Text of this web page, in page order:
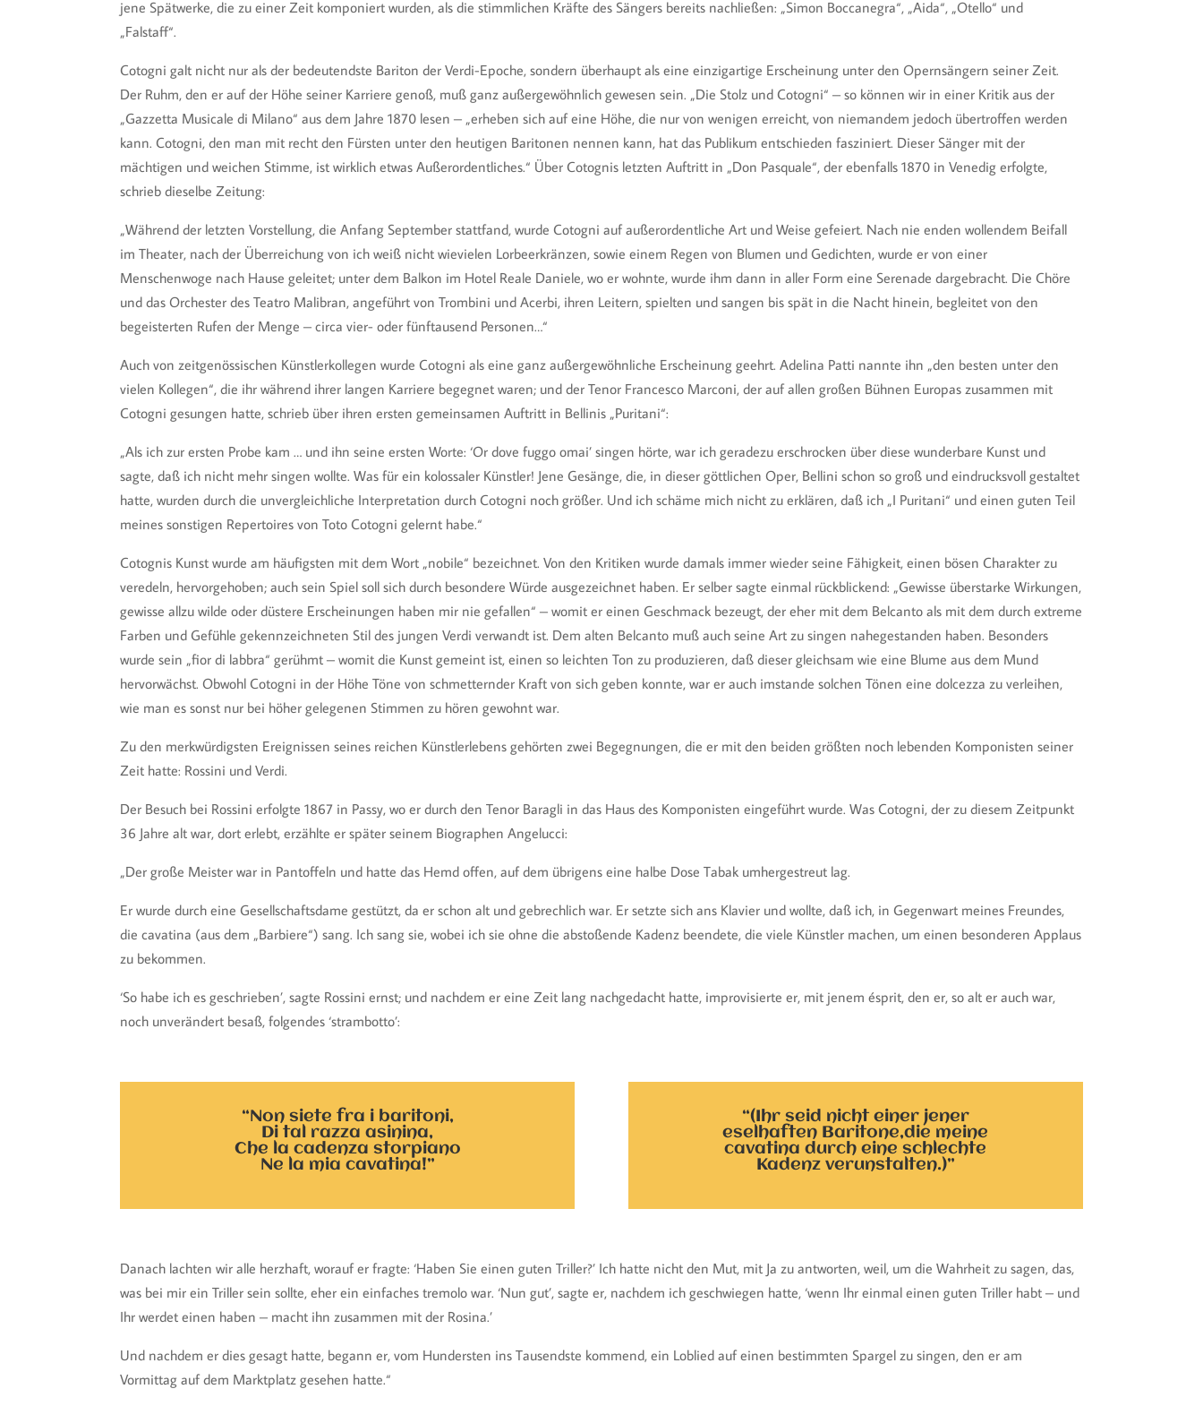
jene Spätwerke, die zu einer Zeit komponiert wurden, als die stimmlichen Kräfte des Sängers bereits nachließen: „Simon Boccanegra“, „Aida“, „Otello“ und
„Falstaff“.
Cotogni galt nicht nur als der bedeutendste Bariton der Verdi-Epoche, sondern überhaupt als eine einzigartige Erscheinung unter den Opernsängern seiner Zeit.
Der Ruhm, den er auf der Höhe seiner Karriere genoß, muß ganz außergewöhnlich gewesen sein. „Die Stolz und Cotogni“ – so können wir in einer Kritik aus der
„Gazzetta Musicale di Milano“ aus dem Jahre 1870 lesen – „erheben sich auf eine Höhe, die nur von wenigen erreicht, von niemandem jedoch übertroffen werden
kann. Cotogni, den man mit recht den Fürsten unter den heutigen Baritonen nennen kann, hat das Publikum entschieden fasziniert. Dieser Sänger mit der
mächtigen und weichen Stimme, ist wirklich etwas Außerordentliches.“ Über Cotognis letzten Auftritt in „Don Pasquale“, der ebenfalls 1870 in Venedig erfolgte,
schrieb dieselbe Zeitung:
„Während der letzten Vorstellung, die Anfang September stattfand, wurde Cotogni auf außerordentliche Art und Weise gefeiert. Nach nie enden wollendem Beifall
im Theater, nach der Überreichung von ich weiß nicht wievielen Lorbeerkränzen, sowie einem Regen von Blumen und Gedichten, wurde er von einer
Menschenwoge nach Hause geleitet; unter dem Balkon im Hotel Reale Daniele, wo er wohnte, wurde ihm dann in aller Form eine Serenade dargebracht. Die Chöre
und das Orchester des Teatro Malibran, angeführt von Trombini und Acerbi, ihren Leitern, spielten und sangen bis spät in die Nacht hinein, begleitet von den
begeisterten Rufen der Menge – circa vier- oder fünftausend Personen…“
Auch von zeitgenössischen Künstlerkollegen wurde Cotogni als eine ganz außergewöhnliche Erscheinung geehrt. Adelina Patti nannte ihn „den besten unter den
vielen Kollegen“, die ihr während ihrer langen Karriere begegnet waren; und der Tenor Francesco Marconi, der auf allen großen Bühnen Europas zusammen mit
Cotogni gesungen hatte, schrieb über ihren ersten gemeinsamen Auftritt in Bellinis „Puritani“:
„Als ich zur ersten Probe kam … und ihn seine ersten Worte: ‘Or dove fuggo omai’ singen hörte, war ich geradezu erschrocken über diese wunderbare Kunst und
sagte, daß ich nicht mehr singen wollte. Was für ein kolossaler Künstler! Jene Gesänge, die, in dieser göttlichen Oper, Bellini schon so groß und eindrucksvoll gestaltet
hatte, wurden durch die unvergleichliche Interpretation durch Cotogni noch größer. Und ich schäme mich nicht zu erklären, daß ich „I Puritani“ und einen guten Teil
meines sonstigen Repertoires von Toto Cotogni gelernt habe.“
Cotognis Kunst wurde am häufigsten mit dem Wort „nobile“ bezeichnet. Von den Kritiken wurde damals immer wieder seine Fähigkeit, einen bösen Charakter zu
veredeln, hervorgehoben; auch sein Spiel soll sich durch besondere Würde ausgezeichnet haben. Er selber sagte einmal rückblickend: „Gewisse überstarke Wirkungen,
gewisse allzu wilde oder düstere Erscheinungen haben mir nie gefallen“ – womit er einen Geschmack bezeugt, der eher mit dem Belcanto als mit dem durch extreme
Farben und Gefühle gekennzeichneten Stil des jungen Verdi verwandt ist. Dem alten Belcanto muß auch seine Art zu singen nahegestanden haben. Besonders
wurde sein „fior di labbra“ gerühmt – womit die Kunst gemeint ist, einen so leichten Ton zu produzieren, daß dieser gleichsam wie eine Blume aus dem Mund
hervorwächst. Obwohl Cotogni in der Höhe Töne von schmetternder Kraft von sich geben konnte, war er auch imstande solchen Tönen eine dolcezza zu verleihen,
wie man es sonst nur bei höher gelegenen Stimmen zu hören gewohnt war.
Zu den merkwürdigsten Ereignissen seines reichen Künstlerlebens gehörten zwei Begegnungen, die er mit den beiden größten noch lebenden Komponisten seiner
Zeit hatte: Rossini und Verdi.
Der Besuch bei Rossini erfolgte 1867 in Passy, wo er durch den Tenor Baragli in das Haus des Komponisten eingeführt wurde. Was Cotogni, der zu diesem Zeitpunkt
36 Jahre alt war, dort erlebt, erzählte er später seinem Biographen Angelucci:
„Der große Meister war in Pantoffeln und hatte das Hemd offen, auf dem übrigens eine halbe Dose Tabak umhergestreut lag.
Er wurde durch eine Gesellschaftsdame gestützt, da er schon alt und gebrechlich war. Er setzte sich ans Klavier und wollte, daß ich, in Gegenwart meines Freundes,
die cavatina (aus dem „Barbiere“) sang. Ich sang sie, wobei ich sie ohne die abstoßende Kadenz beendete, die viele Künstler machen, um einen besonderen Applaus
zu bekommen.
‘So habe ich es geschrieben’, sagte Rossini ernst; und nachdem er eine Zeit lang nachgedacht hatte, improvisierte er, mit jenem ésprit, den er, so alt er auch war,
noch unverändert besaß, folgendes ‘strambotto’:
“Non siete fra i baritoni,
Di tal razza asinina,
Che la cadenza storpiano
Ne la mia cavatina!”
“(Ihr seid nicht einer jener
eselhaften Baritone,die meine
cavatina durch eine schlechte
Kadenz verunstalten.)”
Danach lachten wir alle herzhaft, worauf er fragte: ‘Haben Sie einen guten Triller?’ Ich hatte nicht den Mut, mit Ja zu antworten, weil, um die Wahrheit zu sagen, das,
was bei mir ein Triller sein sollte, eher ein einfaches tremolo war. ‘Nun gut’, sagte er, nachdem ich geschwiegen hatte, ‘wenn Ihr einmal einen guten Triller habt – und
Ihr werdet einen haben – macht ihn zusammen mit der Rosina.’
Und nachdem er dies gesagt hatte, begann er, vom Hundersten ins Tausendste kommend, ein Loblied auf einen bestimmten Spargel zu singen, den er am
Vormittag auf dem Marktplatz gesehen hatte.“